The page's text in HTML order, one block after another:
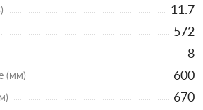
11.7
572
8
(мм) 600
670